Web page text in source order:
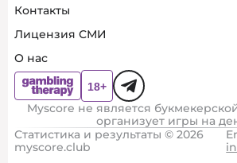
Контакты
Лицензия СМИ
О нас
Myscore не является
организует игры на
Статистика и результаты © 2026
myscore.club